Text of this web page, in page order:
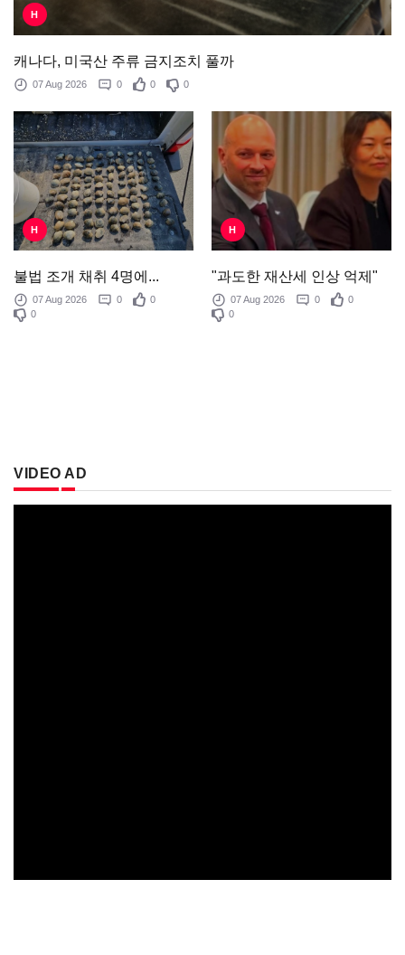
H
캐나다, 미국산 주류 금지조치 풀까
07 Aug 2026 0 0 0
H
불법 조개 채취 4명에...
07 Aug 2026 0
0
0
H
"과도한 재산세 인상 억제"
07 Aug 2026 0
0
0
VIDEO AD